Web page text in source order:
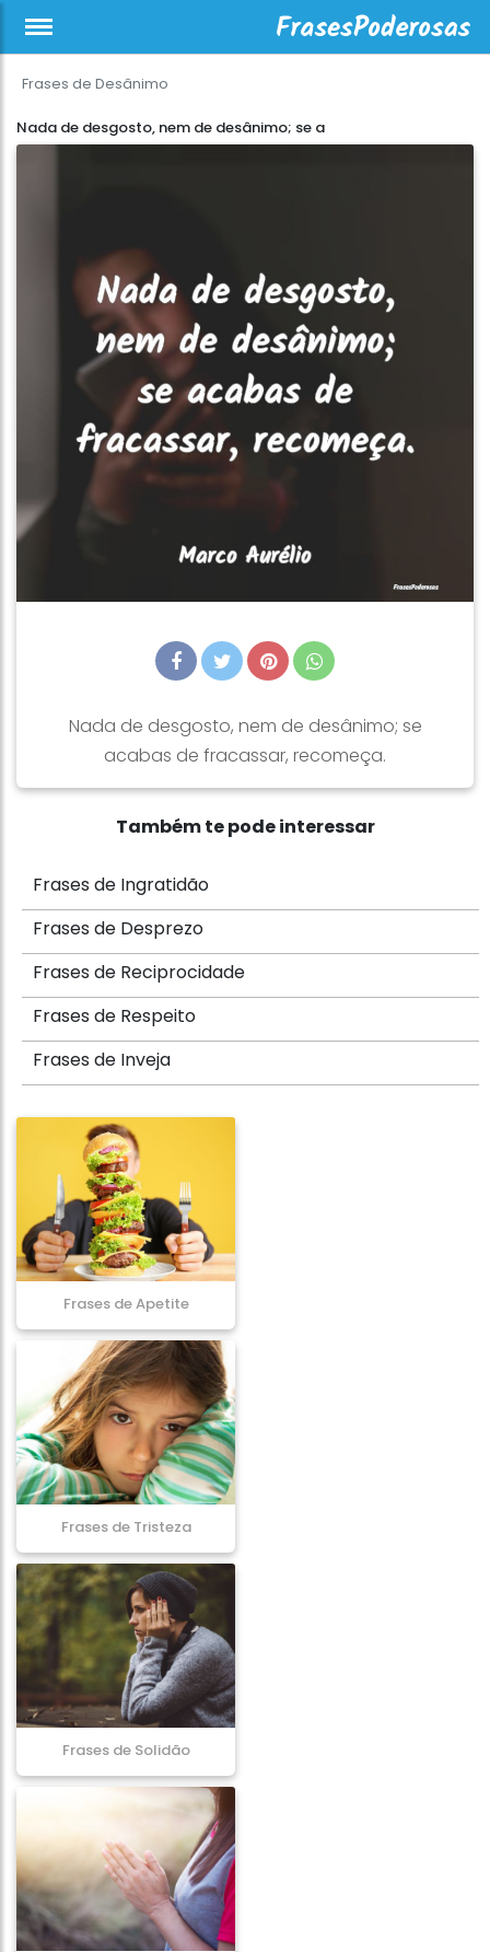
Frases de Desânimo
Nada de desgosto, nem de desânimo; se a
Nada de desgosto, nem de desânimo; se
acabas de fracassar, recomeça.
Também te pode interessar
Frases de Ingratidão
Frases de Desprezo
Frases de Reciprocidade
Frases de Respeito
Frases de Inveja
Frases de Apetite
Frases de Tristeza
Frases de Solidão